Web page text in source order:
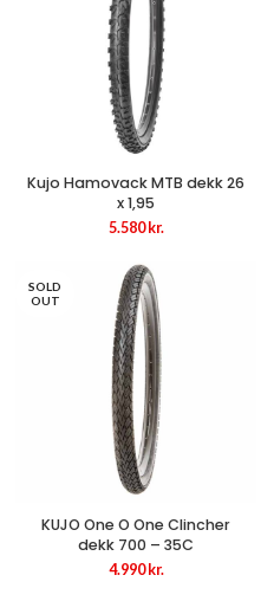
Kujo Hamovack MTB dekk 26
x 1,95
5.580 kr.
SOLD
OUT
KUJO One O One Clincher
dekk 700 – 35C
4.990 kr.